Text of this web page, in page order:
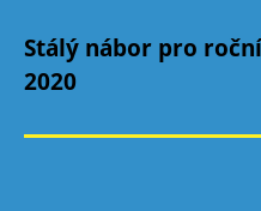
Stálý nábor pro
2020